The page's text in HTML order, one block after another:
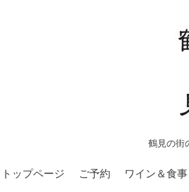
鶴見の街
トップページ ご予約 ワイン＆食事